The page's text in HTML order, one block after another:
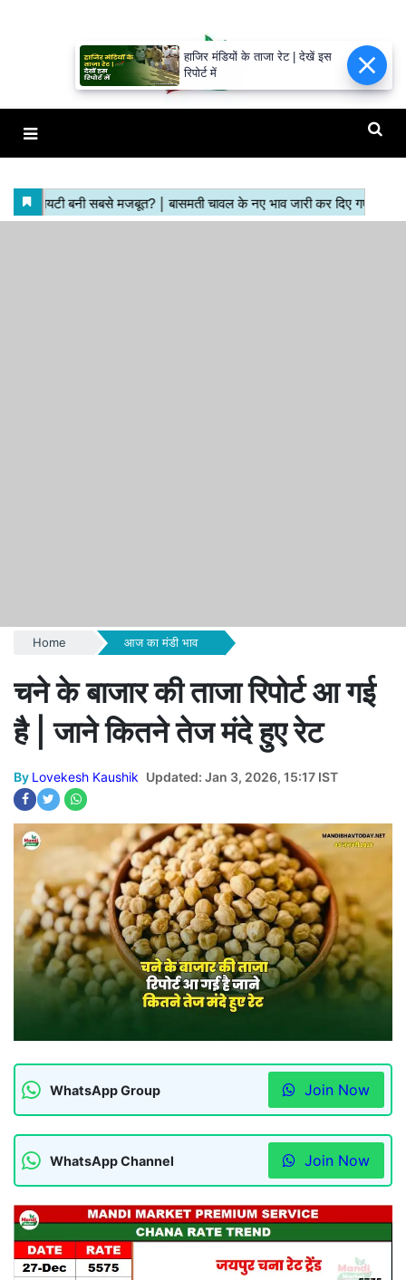
Home आज का मंडी भाव
चने के बाजार की ताजा रिपोर्ट आ गई
है | जाने कितने तेज मंदे हुए रेट
By Lovekesh Kaushik Updated: Jan 3, 2026, 15:17 IST
WhatsApp Group Join Now
WhatsApp Channel Join Now
हाजिर मंडियों के ताजा रेट | देखें इस
रिपोर्ट में